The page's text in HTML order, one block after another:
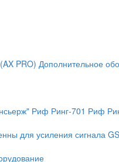
PRO) Дополнительное
Риф Ринг-701 Риф
для усиления сигнала